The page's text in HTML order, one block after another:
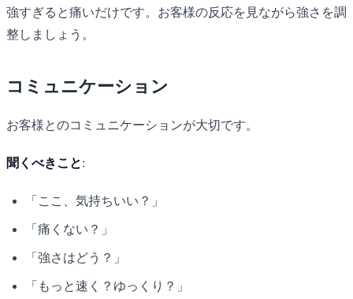
強すぎると痛いだけです。お客様の反応を見ながら強さを調
整しましょう。
コミュニケーション
お客様とのコミュニケーションが大切です。
聞くべきこと:
「ここ、気持ちいい？」
「痛くない？」
「強さはどう？」
「もっと速く？ゆっくり？」